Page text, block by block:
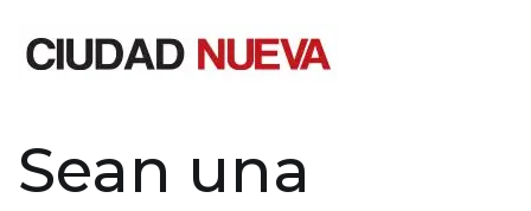
Sean una